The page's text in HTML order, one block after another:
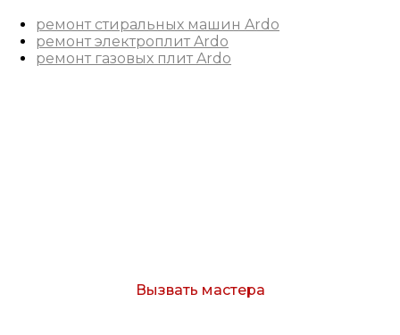
ремонт стиральных машин Ardo
ремонт электроплит Ardo
ремонт газовых плит Ardo
Вызвать мастера